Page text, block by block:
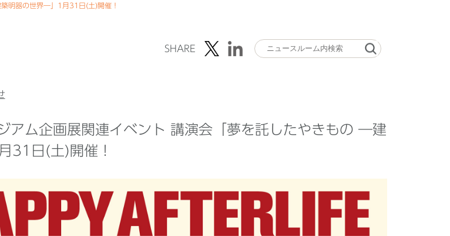
明器の世界―」1月31日(土)開催！
SHARE
アム企画展関連イベント 講演会「夢を託したやきもの ―建
31日(土)開催！